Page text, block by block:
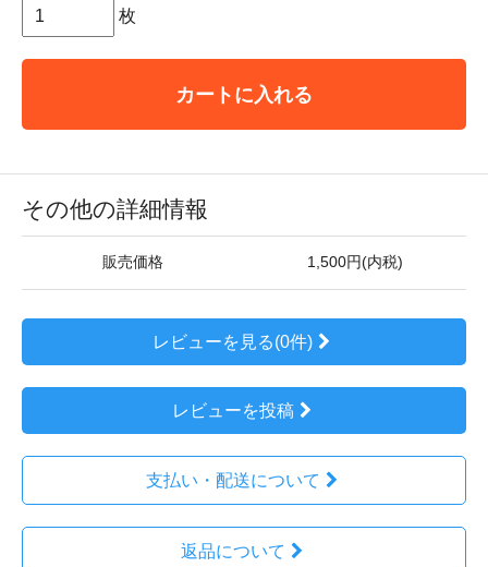
枚
カートに入れる
その他の詳細情報
販売価格 1,500円(内税)
レビューを見る(0件)
レビューを投稿
支払い・配送について
返品について